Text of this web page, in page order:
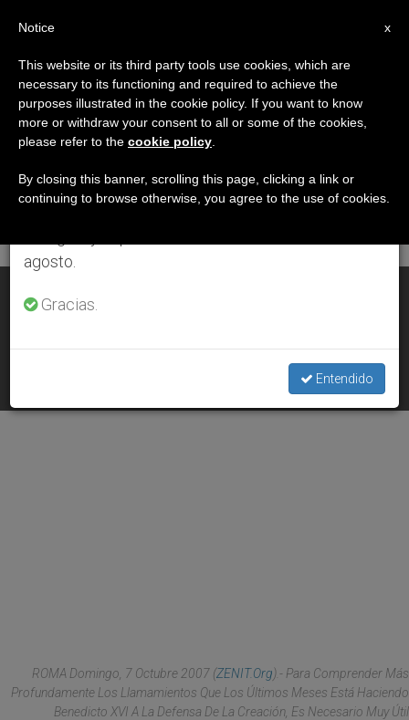
DÍA
Octubre 7th, 2007
ÚLTIMAS NOTICIAS
OCT 07, 2007 00:00
ROMA Domingo, 7 Octubre 2007 (ZENIT.org).- Para Comprender Más
Profundamente Los Llamamientos Que Los Últimos Meses Está Haciendo
Benedicto XVI A La Defensa De La Creación, Es Necesario Muy Útil
×
Aviso importante
Del 27 de julio al 7 de agosto haremos la pausa
anual, aprovechando que en el periodo de verano
se generan menos informaciones y también el
agosto.
Gracias.
Entendido
x
Notice
This website or its third party tools use cookies, which are
necessary to its functioning and required to achieve the
purposes illustrated in the cookie policy. If you want to know
more or withdraw your consent to all or some of the cookies,
please refer to the cookie policy
By closing this banner, scrolling this page, clicking a link or
continuing to browse otherwise, you agree to the use of cookies.